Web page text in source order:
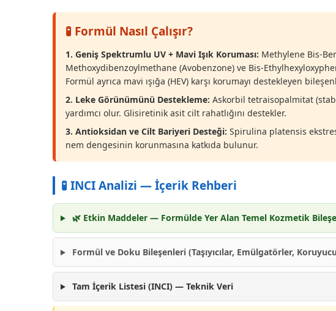
🧪 Formül Nasıl Çalışır?
1. Geniş Spektrumlu UV + Mavi Işık Koruması: Methylene Bis-
Methoxydibenzoylmethane (Avobenzone) ve Bis-
Formül ayrıca mavi ışığa (HEV) karşı korumayı destekleyen
2. Leke Görünümünü Destekleme: Askorbil tetraisopalmitat
yardımcı olur. Glisiretinik asit cilt rahatlığını destekler.
3. Antioksidan ve Cilt Bariyeri Desteği: Spirulina platensis
nem dengesinin korunmasına katkıda bulunur.
🧪 INCI Analizi — İçerik Rehberi
🌿 Etkin Maddeler — Formülde Yer Alan Temel Kozmetik
Formül ve Doku Bileşenleri (Taşıyıcılar, Emülgatörler,
Tam İçerik Listesi (INCI) — Teknik Veri